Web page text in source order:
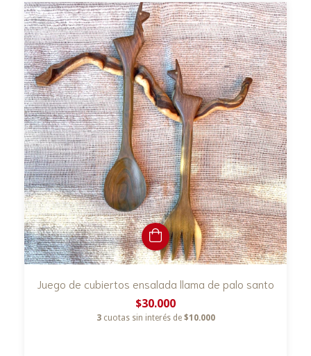
Juego de cubiertos ensalada llama de palo santo
$30.000
3 cuotas sin interés de $10.000